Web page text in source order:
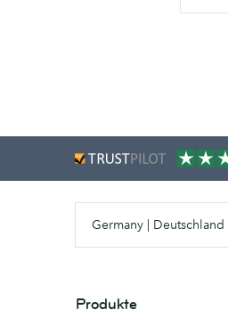
Germany | Deutschland
Produkte